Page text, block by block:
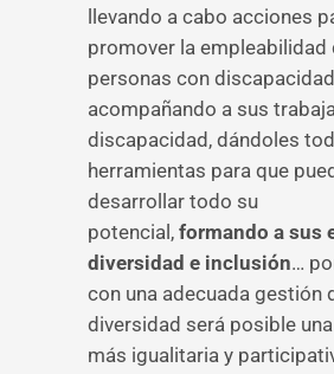
llevando a cabo acciones
promover la empleabilidad
personas con
acompañando a sus
discapacidad, dándoles
herramientas para que
desarrollar todo su
potencial, formando a sus
diversidad e inclusión…
con una adecuada gestión
diversidad será posible
más igualitaria y